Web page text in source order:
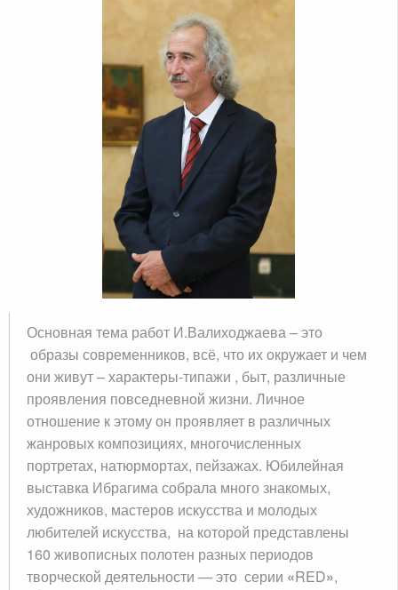
Основная тема работ И.Валиходжаева – это
образы современников, всё, что их окружает и чем
они живут – характеры-типажи , быт, различные
проявления повседневной жизни. Личное
отношение к этому он проявляет в различных
жанровых композициях, многочисленных
портретах, натюрмортах, пейзажах. Юбилейная
выставка Ибрагима собрала много знакомых,
художников, мастеров искусства и молодых
любителей искусства, на которой представлены
160 живописных полотен разных периодов
творческой деятельности — это серии «RED»,